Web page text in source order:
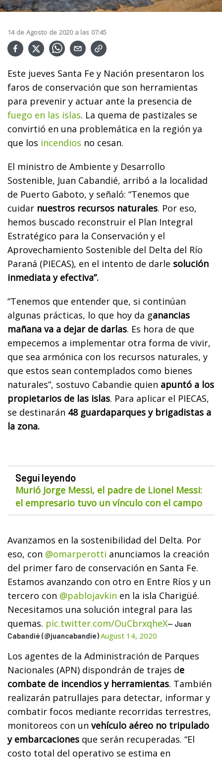
14 de Agosto de 2020 a las 07:45
Este jueves Santa Fe y Nación presentaron los
faros de conservación que son herramientas
para prevenir y actuar ante la presencia de
fuego en las islas. La quema de pastizales se
convirtió en una problemática en la región ya
que los incendios no cesan.
El ministro de Ambiente y Desarrollo
Sostenible, Juan Cabandié, arribó a la localidad
de Puerto Gaboto, y señaló: “Tenemos que
cuidar nuestros recursos naturales. Por eso,
hemos buscado reconstruir el Plan Integral
Estratégico para la Conservación y el
Aprovechamiento Sostenible del Delta del Río
Paraná (PIECAS), en el intento de darle solución
inmediata y efectiva”.
“Tenemos que entender que, si continúan
algunas prácticas, lo que hoy da ganancias
mañana va a dejar de darlas. Es hora de que
empecemos a implementar otra forma de vivir,
que sea armónica con los recursos naturales, y
que estos sean contemplados como bienes
naturales”, sostuvo Cabandie quien apuntó a los
propietarios de las islas. Para aplicar el PIECAS,
se destinarán 48 guardaparques y brigadistas a
la zona.
Seguí leyendo
Murió Jorge Messi, el padre de Lionel Messi:
el empresario tuvo un vínculo con el campo
Avanzamos en la sostenibilidad del Delta. Por
eso, con @omarperotti anunciamos la creación
del primer faro de conservación en Santa Fe.
Estamos avanzando con otro en Entre Ríos y un
tercero con @pablojavkin en la isla Charigüé.
Necesitamos una solución integral para las
quemas. pic.twitter.com/OuCbrxqheX— Juan
Cabandié (@juancabandie)August 14, 2020
Los agentes de la Administración de Parques
Nacionales (APN) dispondrán de trajes de
combate de incendios y herramientas. También
realizarán patrullajes para detectar, informar y
combatir focos mediante recorridas terrestres,
monitoreos con un vehículo aéreo no tripulado
y embarcaciones que serán recuperadas. “El
costo total del operativo se estima en